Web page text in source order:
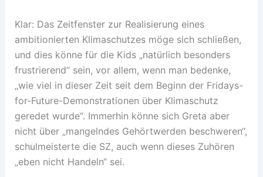
Klar: Das Zeitfenster zur Realisierung eines
ambitionierten Klimaschutzes möge sich schließen,
und dies könne für die Kids „natürlich besonders
frustrierend“ sein, vor allem, wenn man bedenke,
„wie viel in dieser Zeit seit dem Beginn der Fridays-
for-Future-Demonstrationen über Klimaschutz
geredet wurde“. Immerhin könne sich Greta aber
nicht über „mangelndes Gehörtwerden beschweren“,
schulmeisterte die SZ, auch wenn dieses Zuhören
„eben nicht Handeln“ sei.